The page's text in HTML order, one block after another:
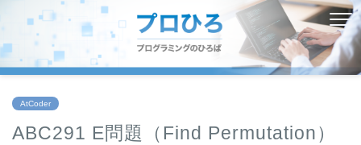
AtCoder
ABC291 E問題（Find Permutation）